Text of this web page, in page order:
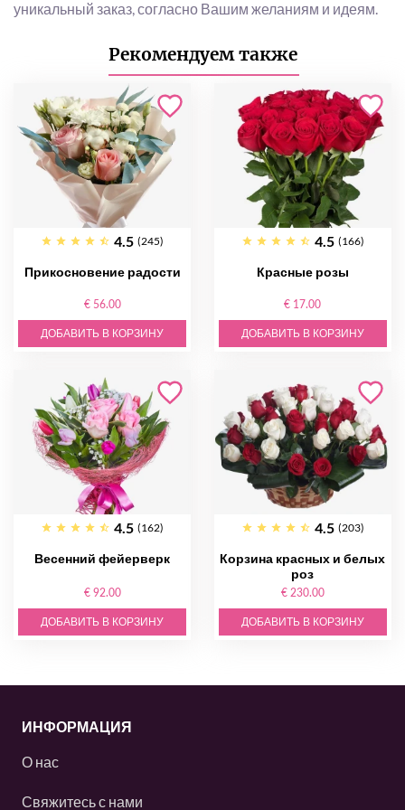
уникальный заказ, согласно Вашим желаниям и идеям.
Рекомендуем также
4.5 (245)
Прикосновение радости
€ 56.00
ДОБАВИТЬ В КОРЗИНУ
4.5 (166)
Красные розы
€ 17.00
ДОБАВИТЬ В КОРЗИНУ
4.5 (162)
Весенний фейерверк
€ 92.00
ДОБАВИТЬ В КОРЗИНУ
4.5 (203)
Корзина красных и белых
роз
€ 230.00
ДОБАВИТЬ В КОРЗИНУ
ИНФОРМАЦИЯ
О нас
Свяжитесь с нами